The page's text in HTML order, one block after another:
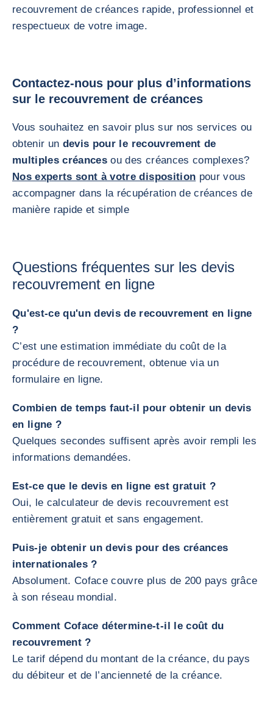
recouvrement de créances rapide, professionnel et
respectueux de votre image.
Contactez-nous pour plus d’informations
sur le recouvrement de créances
Vous souhaitez en savoir plus sur nos services ou
obtenir un devis pour le recouvrement de
multiples créances ou des créances complexes?
Nos experts sont à votre disposition pour vous
accompagner dans la récupération de créances de
manière rapide et simple
Questions fréquentes sur les devis
recouvrement en ligne
Qu'est-ce qu'un devis de recouvrement en ligne
?
C’est une estimation immédiate du coût de la
procédure de recouvrement, obtenue via un
formulaire en ligne.
Combien de temps faut-il pour obtenir un devis
en ligne ?
Quelques secondes suffisent après avoir rempli les
informations demandées.
Est-ce que le devis en ligne est gratuit ?
Oui, le calculateur de devis recouvrement est
entièrement gratuit et sans engagement.
Puis-je obtenir un devis pour des créances
internationales ?
Absolument. Coface couvre plus de 200 pays grâce
à son réseau mondial.
Comment Coface détermine-t-il le coût du
recouvrement ?
Le tarif dépend du montant de la créance, du pays
du débiteur et de l’ancienneté de la créance.